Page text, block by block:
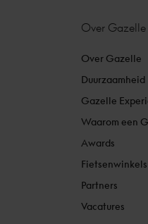
Over Gazelle
Over Gazelle
Duurzaamheid
Gazelle
Waarom een
Awards
Fietsenwinkels
Partners
Vacatures